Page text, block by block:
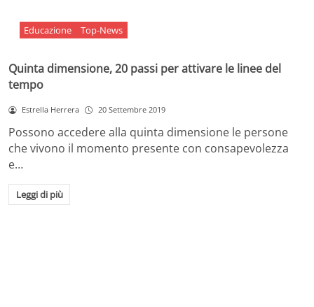
Educazione Top-News
Quinta dimensione, 20 passi per attivare le linee del
tempo
Estrella Herrera 20 Settembre 2019
Possono accedere alla quinta dimensione le persone
che vivono il momento presente con consapevolezza
e…
Leggi di più